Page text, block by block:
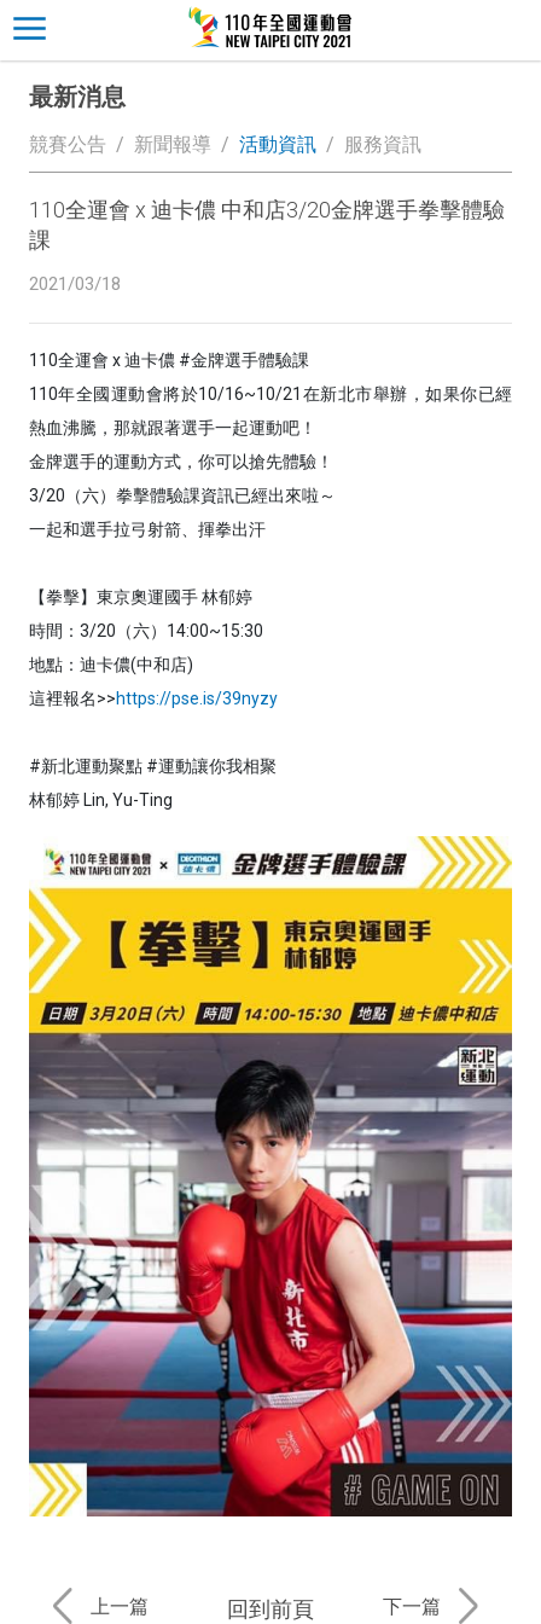
最新消息
競賽公告 新聞報導 活動資訊 服務資訊
110全運會 x 迪卡儂 中和店3/20金牌選手拳擊體驗
課
2021/03/18
110全運會 x 迪卡儂 #金牌選手體驗課
110年全國運動會將於10/16~10/21在新北市舉辦，如果你已經
熱血沸騰，那就跟著選手一起運動吧！
金牌選手的運動方式，你可以搶先體驗！
3/20（六）拳擊體驗課資訊已經出來啦～
一起和選手拉弓射箭、揮拳出汗
【拳擊】東京奧運國手 林郁婷
時間：3/20（六）14:00~15:30
地點：迪卡儂(中和店)
這裡報名>>https://pse.is/39nyzy
#新北運動聚點 #運動讓你我相聚
林郁婷 Lin, Yu-Ting
上一篇 回到前頁 下一篇